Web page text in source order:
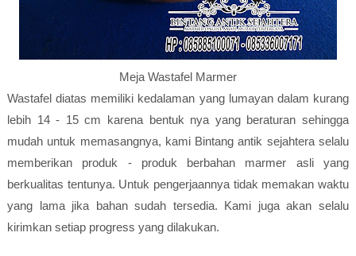
Meja Wastafel Marmer
Wastafel diatas memiliki kedalaman yang lumayan dalam kurang
lebih 14 - 15 cm karena bentuk nya yang beraturan sehingga
mudah untuk memasangnya, kami Bintang antik sejahtera selalu
memberikan produk - produk berbahan marmer asli yang
berkualitas tentunya. Untuk pengerjaannya tidak memakan waktu
yang lama jika bahan sudah tersedia. Kami juga akan selalu
kirimkan setiap progress yang dilakukan.